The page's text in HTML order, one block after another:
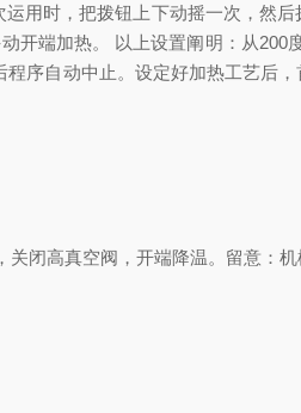
时，把拨钮上下动摇一次，然
端加热。 以上设置阐明：从200
序自动中止。设定好加热工艺后
闭高真空阀，开端降温。留意：机